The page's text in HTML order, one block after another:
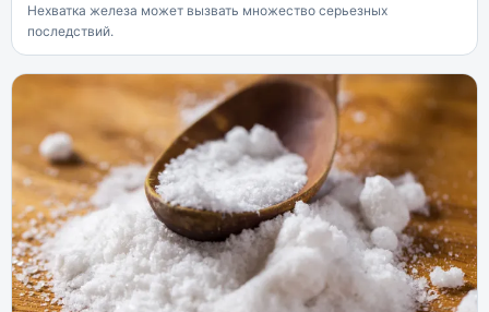
Нехватка железа может вызвать множество серьезных
последствий.